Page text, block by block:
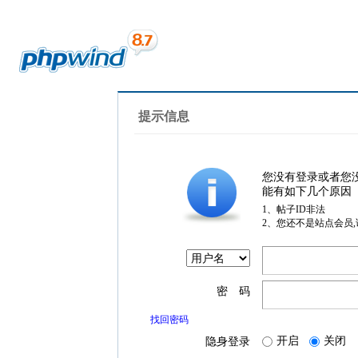
提示信息
您没有登录或者您
能有如下几个原因
1、帖子ID非法
2、您还不是站点会员
密 码
找回密码
隐身登录 开启 关闭